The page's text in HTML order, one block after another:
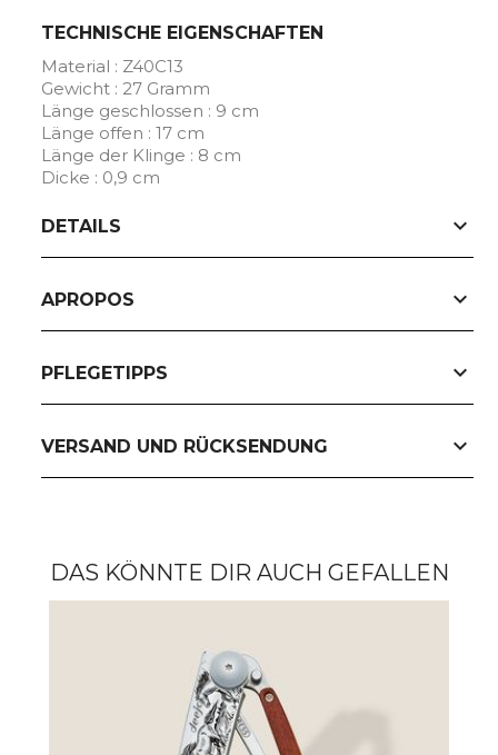
TECHNISCHE EIGENSCHAFTEN
Material : Z40C13
Gewicht : 27 Gramm
Länge geschlossen : 9 cm
Länge offen : 17 cm
Länge der Klinge : 8 cm
Dicke : 0,9 cm
DETAILS expand_more
APROPOS expand_more
PFLEGETIPPS expand_more
VERSAND UND RÜCKSENDUNG expand_more
DAS KÖNNTE DIR AUCH GEFALLEN